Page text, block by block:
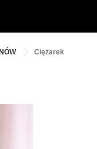
Ciężarek